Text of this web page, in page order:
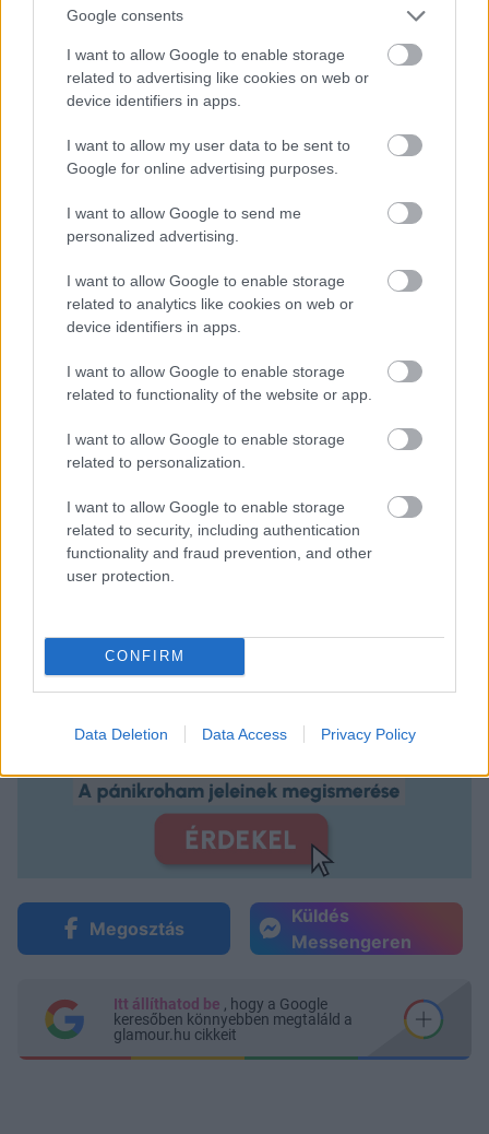
Google consents
I want to allow Google to enable storage
related to advertising like cookies on web or
device identifiers in apps.
I want to allow my user data to be sent to
Google for online advertising purposes.
I want to allow Google to send me
personalized advertising.
I want to allow Google to enable storage
related to analytics like cookies on web or
device identifiers in apps.
I want to allow Google to enable storage
related to functionality of the website or app.
I want to allow Google to enable storage
related to personalization.
I want to allow Google to enable storage
related to security, including authentication
functionality and fraud prevention, and other
user protection.
CONFIRM
Data Deletion Data Access Privacy Policy
facebook
Megosztás
Küldés
Messengeren
Itt állíthatod be , hogy a Google
keresőben könnyebben megtaláld a
glamour.hu cikkeit